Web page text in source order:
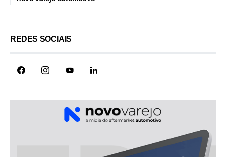
REDES SOCIAIS